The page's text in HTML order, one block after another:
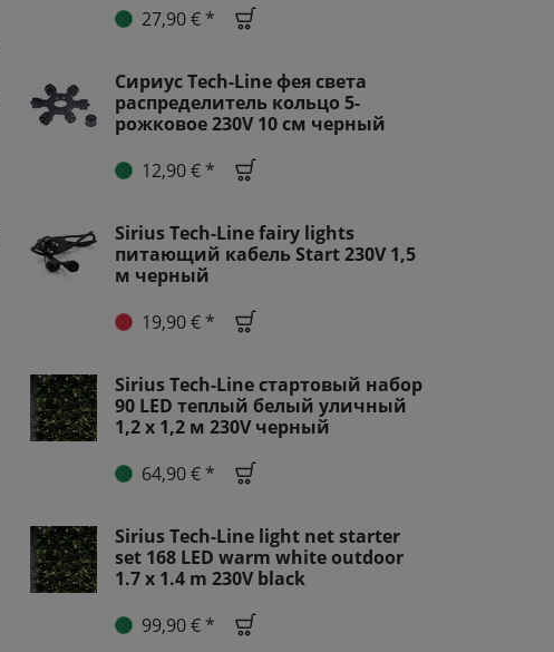
27,90 € *
Сириус Tech-Line фея света
распределитель кольцо 5-
рожковое 230V 10 см черный
12,90 € *
Sirius Tech-Line fairy lights
питающий кабель Start 230V 1,5
м черный
19,90 € *
Sirius Tech-Line стартовый набор
90 LED теплый белый уличный
1,2 x 1,2 м 230V черный
64,90 € *
Sirius Tech-Line light net starter
set 168 LED warm white outdoor
1.7 x 1.4 m 230V black
99,90 € *